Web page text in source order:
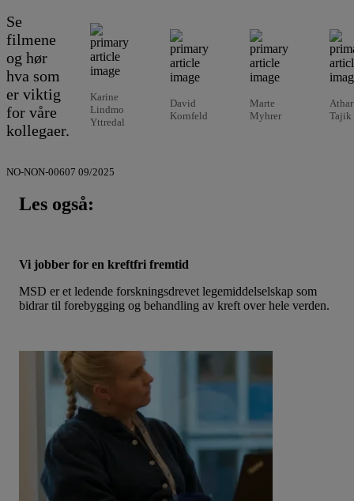
Se
filmene
og hør
hva som
er viktig
for våre
kollegaer.
Karine
Lindmo
Yttredal
David
Kornfeld
Marte
Myhrer
Tajik
NO-NON-00607 09/2025
Les også:
Vi jobber for en kreftfri fremtid
MSD er et ledende forskningsdrevet legemiddelselskap som
bidrar til forebygging og behandling av kreft over hele verden.